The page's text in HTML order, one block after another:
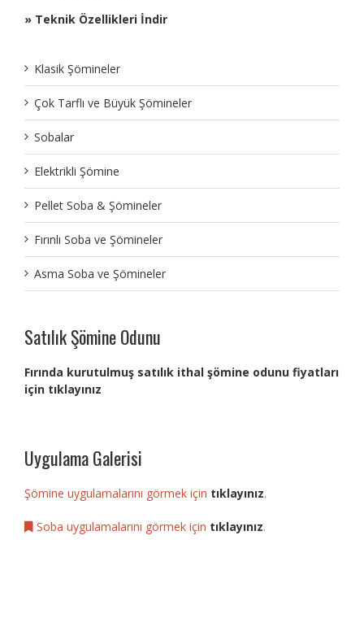
» Teknik Özellikleri İndir
Klasik Şömineler
Çok Tarflı ve Büyük Şömineler
Sobalar
Elektrikli Şömine
Pellet Soba & Şömineler
Fırınlı Soba ve Şömineler
Asma Soba ve Şömineler
Satılık Şömine Odunu
Fırında kurutulmuş satılık ithal şömine odunu fiyatları
için tıklayınız
Uygulama Galerisi
Şömine uygulamalarını görmek için tıklayınız.
Soba uygulamalarını görmek için tıklayınız.